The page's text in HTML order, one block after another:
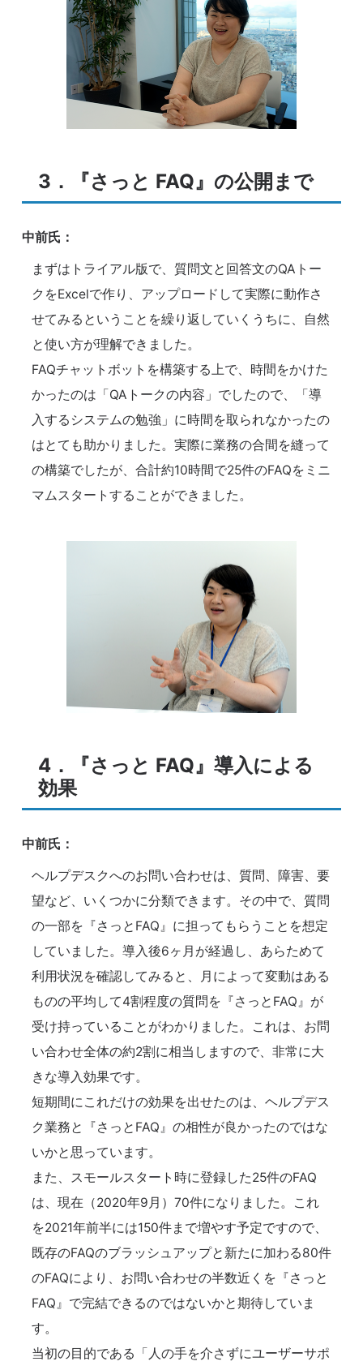
3．『さっと FAQ』の公開まで
中前氏：
まずはトライアル版で、質問文と回答文のQAトー
クをExcelで作り、アップロードして実際に動作さ
せてみるということを繰り返していくうちに、自然
と使い方が理解できました。
FAQチャットボットを構築する上で、時間をかけた
かったのは「QAトークの内容」でしたので、「導
入するシステムの勉強」に時間を取られなかったの
はとても助かりました。実際に業務の合間を縫って
の構築でしたが、合計約10時間で25件のFAQをミニ
マムスタートすることができました。
4．『さっと FAQ』導入による
効果
中前氏：
ヘルプデスクへのお問い合わせは、質問、障害、要
望など、いくつかに分類できます。その中で、質問
の一部を『さっとFAQ』に担ってもらうことを想定
していました。導入後6ヶ月が経過し、あらためて
利用状況を確認してみると、月によって変動はある
ものの平均して4割程度の質問を『さっとFAQ』が
受け持っていることがわかりました。これは、お問
い合わせ全体の約2割に相当しますので、非常に大
きな導入効果です。
短期間にこれだけの効果を出せたのは、ヘルプデス
ク業務と『さっとFAQ』の相性が良かったのではな
いかと思っています。
また、スモールスタート時に登録した25件のFAQ
は、現在（2020年9月）70件になりました。これ
を2021年前半には150件まで増やす予定ですので、
既存のFAQのブラッシュアップと新たに加わる80件
のFAQにより、お問い合わせの半数近くを『さっと
FAQ』で完結できるのではないかと期待していま
す。
当初の目的である「人の手を介さずにユーザーサポ